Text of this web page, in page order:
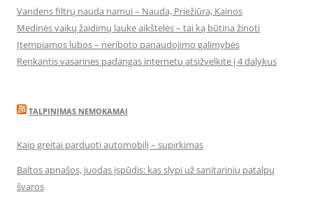
Vandens filtrų nauda namui – Nauda, Priežiūra, Kainos
Medinės vaikų žaidimų lauke aikštelės – tai ką būtina žinoti
Įtempiamos lubos – neriboto panaudojimo galimybės
Renkantis vasarines padangas internetu atsižvelkite į 4 dalykus
TALPINIMAS NEMOKAMAI
Kaip greitai parduoti automobilį – supirkimas
Baltos apnašos, juodas įspūdis: kas slypi už sanitarinių patalpų
švaros